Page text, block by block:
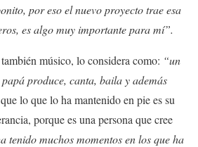
por eso el nuevo proyecto trae esa
es algo muy importante para mí”.
músico, lo considera como: “un
produce, canta, baila y además
lo que lo ha mantenido en pie es su
porque es una persona que cree
tenido muchos momentos en los que ha